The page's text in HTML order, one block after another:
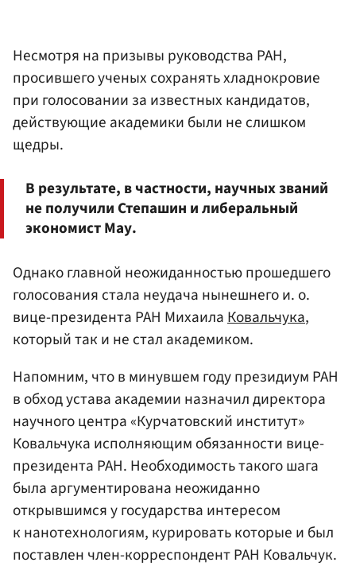
Несмотря на призывы руководства РАН,
просившего ученых сохранять хладнокровие
при голосовании за известных кандидатов,
действующие академики были не слишком
щедры.
В результате, в частности, научных званий
не получили Степашин и либеральный
экономист Мау.
Однако главной неожиданностью прошедшего
голосования стала неудача нынешнего и. о.
вице-президента РАН МихаилаКовальчука,
который так и не стал академиком.
Напомним, что в минувшем году президиум РАН
в обход устава академии назначил директора
научного центра «Курчатовский институт»
Ковальчука исполняющим обязанности вице-
президента РАН. Необходимость такого шага
была аргументирована неожиданно
открывшимся у государства интересом
к нанотехнологиям, курировать которые и был
поставлен член-корреспондент РАН Ковальчук.